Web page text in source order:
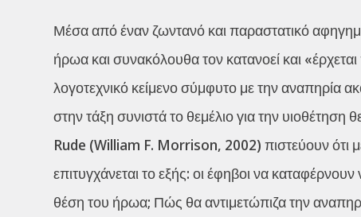
Μέσα από έναν ζωντανό και παραστατικό
ήρωα και συνακόλουθα τον κατανοεί και
λογοτεχνικό κείμενο σύμφυτο με την αναπηρία
στην τάξη συνιστά το θεμέλιο για την
Rude (William F. Morrison, 2002) πιστεύουν ότι
επιτυγχάνεται το εξής: οι έφηβοι να
θέση του ήρωα; Πώς θα αντιμετώπιζα την